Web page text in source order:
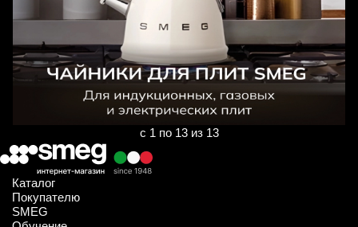
с 1 по 13 из 13
Каталог
Покупателю
SMEG